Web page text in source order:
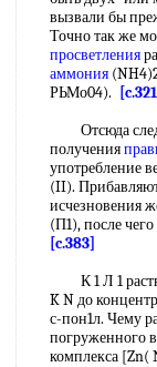
вызвали бы
Точно так же
просветления
аммония
РЬМо04).
Отсюда
получения
употребление
(II).
исчезновения
(П1), после
[c.383]
К 1 Л 1
K N до
с-пон1л. Чему
погруженного в
комплекса